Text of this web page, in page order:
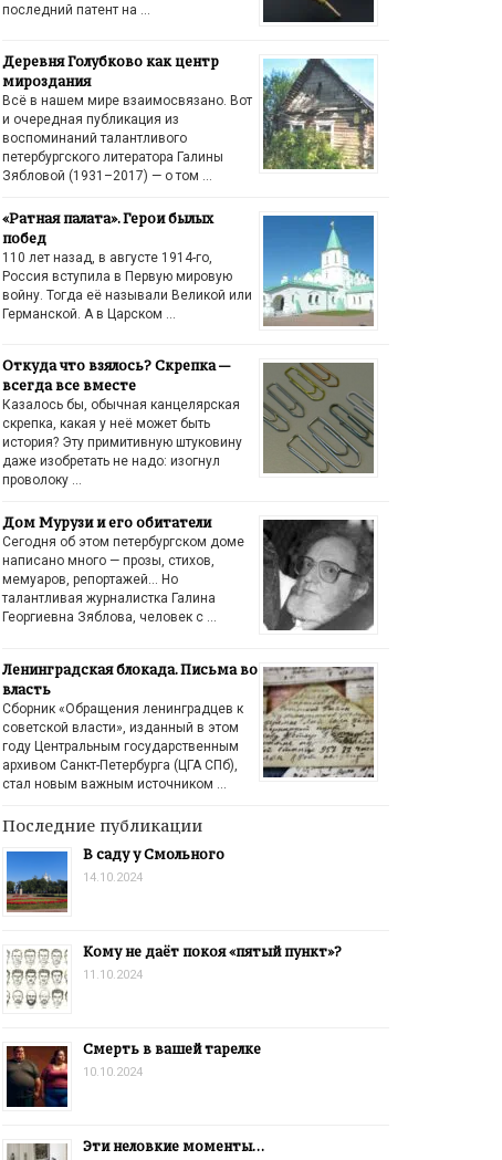
последний патент на …
Деревня Голубково как центр
мироздания
Всё в нашем мире взаимосвязано. Вот
и очередная публикация из
воспоминаний талантливого
петербургского литератора Галины
Зябловой (1931–2017) — о том …
«Ратная палата». Герои былых
побед
110 лет назад, в августе 1914-го,
Россия вступила в Первую мировую
войну. Тогда её называли Великой или
Германской. А в Царском …
Откуда что взялось? Скрепка —
всегда все вместе
Казалось бы, обычная канцелярская
скрепка, какая у неё может быть
история? Эту примитивную штуковину
даже изобретать не надо: изогнул
проволоку …
Дом Мурузи и его обитатели
Сегодня об этом петербургском доме
написано много — прозы, стихов,
мемуаров, репортажей… Но
талантливая журналистка Галина
Георгиевна Зяблова, человек с …
Ленинградская блокада. Письма во
власть
Сборник «Обращения ленинградцев к
советской власти», изданный в этом
году Центральным государственным
архивом Санкт-Петербурга (ЦГА СПб),
стал новым важным источником …
Последние публикации
В саду у Смольного
14.10.2024
Кому не даёт покоя «пятый пункт»?
11.10.2024
Смерть в вашей тарелке
10.10.2024
Эти неловкие моменты…